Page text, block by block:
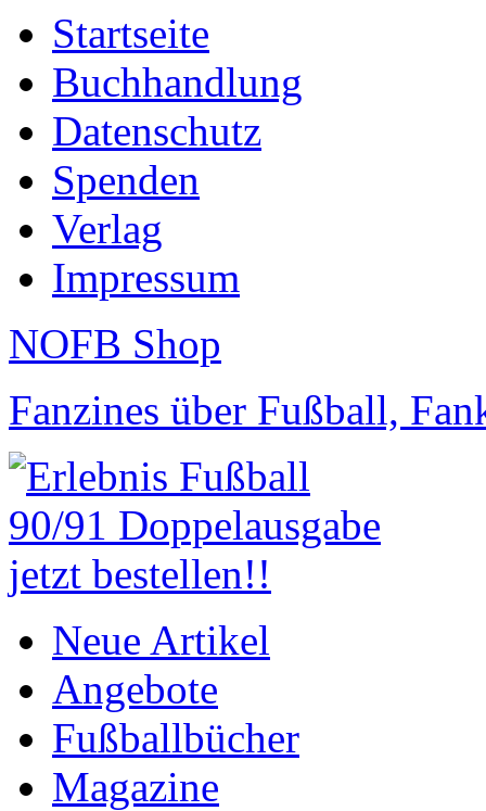
Startseite
Buchhandlung
Datenschutz
Spenden
Verlag
Impressum
NOFB Shop
Fanzines über Fußball,
Neue Artikel
Angebote
Fußballbücher
Magazine